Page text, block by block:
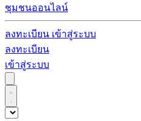
ชุมชนออนไลน์
ลงทะเบียน เข้าสู่ระบบ
ลงทะเบียน
เข้าสู่ระบบ